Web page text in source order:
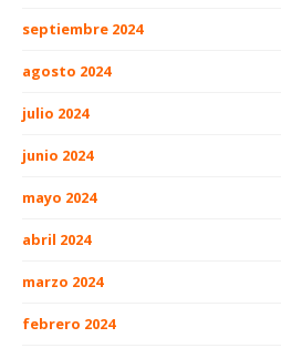
septiembre 2024
agosto 2024
julio 2024
junio 2024
mayo 2024
abril 2024
marzo 2024
febrero 2024